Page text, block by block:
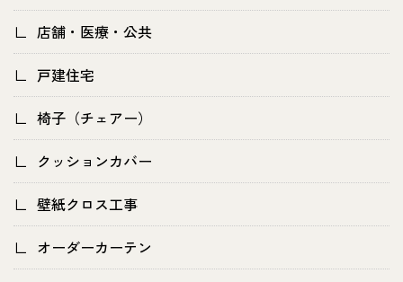
店舗・医療・公共
戸建住宅
椅子（チェアー）
クッションカバー
壁紙クロス工事
オーダーカーテン